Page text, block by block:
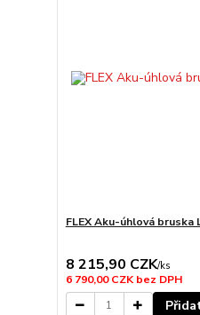
FLEX Aku-úhlová bruska
8 215,90 CZK/ks
6 790,00 CZKbez DPH